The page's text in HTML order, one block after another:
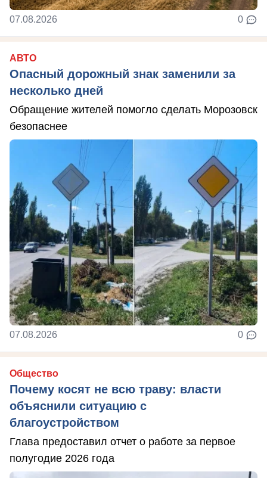
07.08.2026 0
АВТО
Опасный дорожный знак заменили за
несколько дней
Обращение жителей помогло сделать Морозовск
безопаснее
07.08.2026 0
Общество
Почему косят не всю траву: власти
объяснили ситуацию с
благоустройством
Глава предоставил отчет о работе за первое
полугодие 2026 года